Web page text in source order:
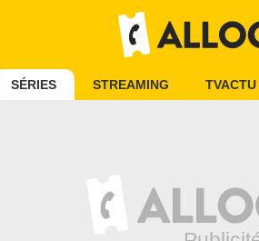
SÉRIES STREAMING TVACTU